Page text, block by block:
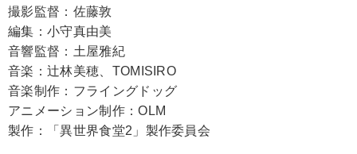
撮影監督：佐藤敦
編集：小守真由美
音響監督：土屋雅紀
音楽：辻林美穂、TOMISIRO
音楽制作：フライングドッグ
アニメーション制作：OLM
製作：「異世界食堂2」製作委員会